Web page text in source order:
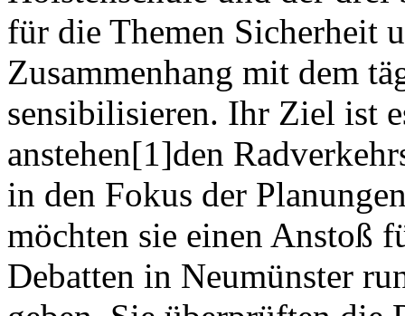
für die Themen Sicherheit
Zusammenhang mit dem
sensibilisieren. Ihr Ziel ist
anstehen[1]den
in den Fokus der
möchten sie einen Anstoß
Debatten in Neumünster